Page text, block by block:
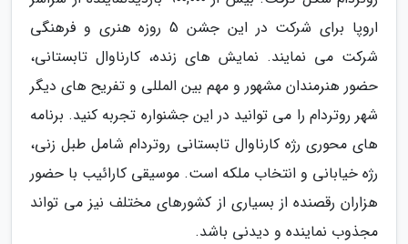
اروپا برای شرکت در این جشن 5 روزه هنری و فرهنگی
شرکت می نمایند. نمایش های زنده، کارناوال تابستانی،
حضور هنرمندان مشهور و مهم بین المللی و تفریح های دیگر
شهر روتردام را می توانید در این جشنواره تجربه کنید. برنامه
های محوری رژه کارناوال تابستانی روتردام شامل طبل زنی،
رژه خیابانی و انتخاب ملکه است. موسیقی کارائیب با حضور
هزاران رقصنده از بسیاری از کشورهای مختلف نیز می تواند
مجذوب نماینده و دیدنی باشد.